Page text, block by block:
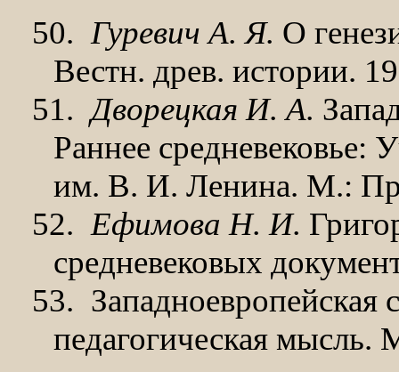
50. Гуревич А. Я. О
Вестн. древ. истории.
51. Дворецкая И. А.
Раннее средневековье:
им. В. И. Ленина. М.:
52. Ефимова Н. И.
средневековых
53. Западноевропейская
педагогическая мысль.